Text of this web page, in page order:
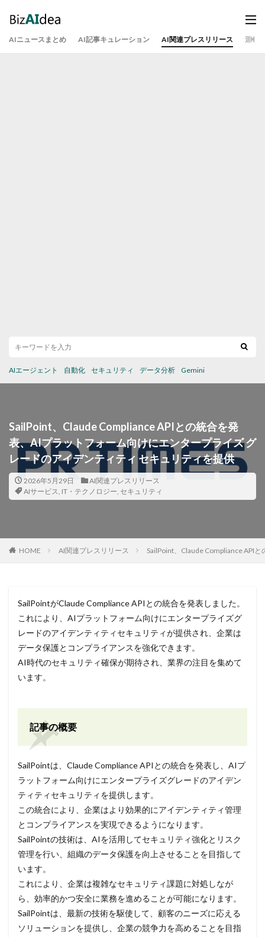
AIニュースまとめ AI記事キュレーション AI関連プレスリリース 運営
AIエージェント 自動化 セキュリティ データ分析 Gemini
SailPoint、Claude Compliance APIとの統合を発
表、AIプラットフォーム向けにエンタープライズ グ
レードのアイデンティティ セキュリティを提供
2026年5月29日
AI関連プレスリリース
AIサービス, IT・テクノロジー, セキュリティ
HOME AI関連プレスリリース SailPoint、Claude Compliance API
SailPointがClaude Compliance APIとの統合を発表しました。
これにより、AIプラットフォーム向けにエンタープライズグ
レードのアイデンティティセキュリティが提供され、企業は
データ保護とコンプライアンスを強化できます。
AI時代のセキュリティ確保が期待され、業界の注目を集めて
います。
記事の概要
SailPointは、Claude Compliance APIとの統合を発表し、AIプ
ラットフォーム向けにエンタープライズグレードのアイデン
ティティセキュリティを提供します。
この統合により、企業はより効果的にアイデンティティ管理
とコンプライアンスを実現できるようになります。
SailPointの技術は、AIを活用してセキュリティ強化とリスク
管理を行い、組織のデータ保護を向上させることを目指して
います。
これにより、企業は複雑なセキュリティ課題に対処しなが
ら、効率的かつ安全に業務を進めることが可能になります。
SailPointは、最新の技術を駆使して、顧客のニーズに応える
ソリューションを提供し、企業の競争力を高めることを目指